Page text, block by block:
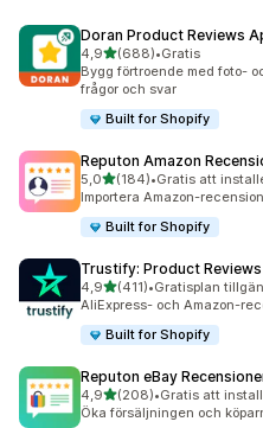
Doran Product Reviews
4,9av 5 stjärnor
(688)
688 recensioner totalt
•Gratis
Bygg förtroende med foto-
frågor och svar
Built for Shopify
Reputon Amazon
5,0av 5 stjärnor
(184)
184 recensioner totalt
•Gratis att
Importera Amazon-
Built for Shopify
Trustify: Product
4,9av 5 stjärnor
(411)
411 recensioner totalt
•Gratisplan
AliExpress- och Amazon-
Built for Shopify
Reputon eBay
4,9av 5 stjärnor
(208)
208 recensioner totalt
•Gratis att
Öka försäljningen och